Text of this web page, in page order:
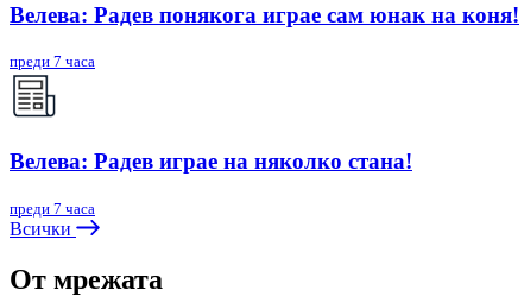
Велева: Радев понякога играе сам юнак на коня!
преди 7 часа
Велева: Радев играе на няколко стана!
преди 7 часа
Всички
От мрежата